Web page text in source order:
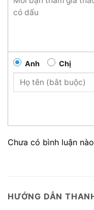
Anh Chị
Chưa có bình luận nào
HƯỚNG DẪN